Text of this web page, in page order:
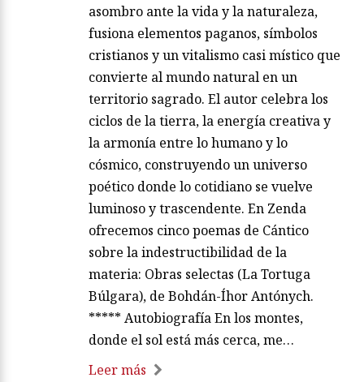
asombro ante la vida y la naturaleza,
fusiona elementos paganos, símbolos
cristianos y un vitalismo casi místico que
convierte al mundo natural en un
territorio sagrado. El autor celebra los
ciclos de la tierra, la energía creativa y
la armonía entre lo humano y lo
cósmico, construyendo un universo
poético donde lo cotidiano se vuelve
luminoso y trascendente. En Zenda
ofrecemos cinco poemas de Cántico
sobre la indestructibilidad de la
materia: Obras selectas (La Tortuga
Búlgara), de Bohdán-Íhor Antónych.
***** Autobiografía En los montes,
donde el sol está más cerca, me…
Leer más